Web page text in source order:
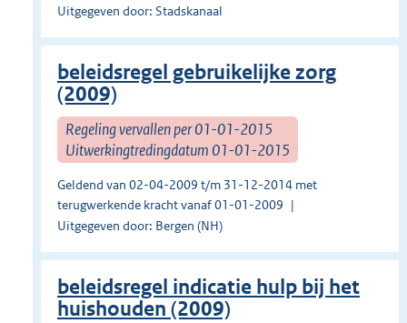
Uitgegeven door: Stadskanaal
beleidsregel gebruikelijke zorg
(2009)
Regeling vervallen per 01-01-2015
Uitwerkingtredingdatum 01-01-2015
Geldend van 02-04-2009 t/m 31-12-2014 met
terugwerkende kracht vanaf 01-01-2009
Uitgegeven door: Bergen (NH)
beleidsregel indicatie hulp bij het
huishouden (2009)